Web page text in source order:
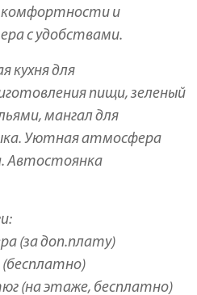
комфортности и
с удобствами.
кухня для
пищи, зеленый
мангал для
Уютная атмосфера
Автостоянка
(за доп.плату)
(на этаже, бесплатно)